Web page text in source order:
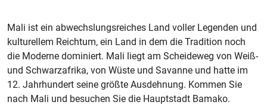
Mali ist ein abwechslungsreiches Land voller Legenden und
kulturellem Reichtum, ein Land in dem die Tradition noch
die Moderne dominiert. Mali liegt am Scheideweg von Weiß-
und Schwarzafrika, von Wüste und Savanne und hatte im
12. Jahrhundert seine größte Ausdehnung. Kommen Sie
nach Mali und besuchen Sie die Hauptstadt Bamako.